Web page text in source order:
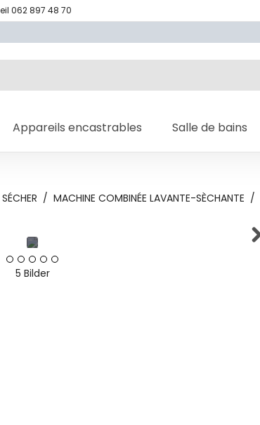
062 897 48 70
Appareils encastrables Salle de bains
/ MACHINE COMBINÉE LAVANTE-SÈCHANTE /
5 Bilder